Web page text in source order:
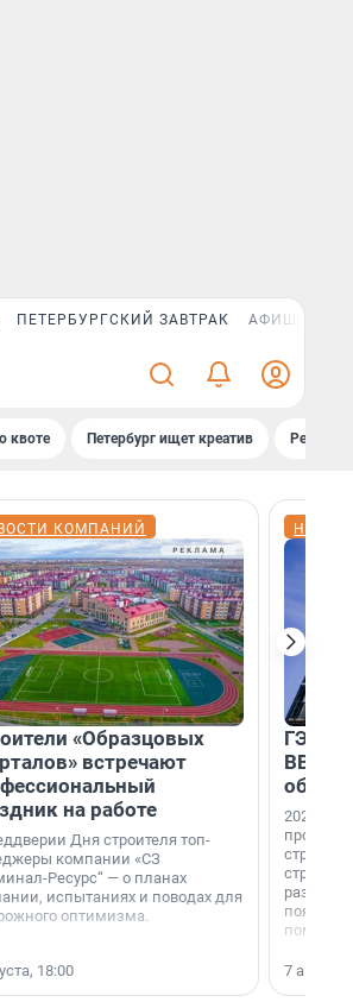
ПЕТЕРБУРГСКИЙ ЗАВТРАК АФИША PLUS
квоте Петербург ищет креатив
КОМПАНИЙ
«Образцовых
встречают
на работе
Дня строителя топ-
компании «СЗ
Ресурс“ — о планах
испытаниях и поводах для
оптимизма.
18:00
ГЭС,
ВВП: в
об
2026-й —
раз. В
7